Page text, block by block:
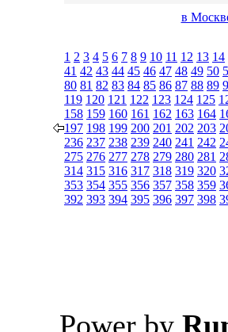
в
1 2 3 4 5 6 7 8 9 10 11 12 13 14
41 42 43 44 45 46 47 48 49 50
80 81 82 83 84 85 86 87 88 89
119 120 121 122 123 124 125
158 159 160 161 162 163 164
197 198 199 200 201 202 203
236 237 238 239 240 241 242
275 276 277 278 279 280 281
314 315 316 317 318 319 320
353 354 355 356 357 358 359
392 393 394 395 396 397 398
Power by